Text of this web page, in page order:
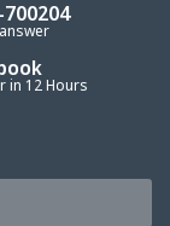
in 12 Hours